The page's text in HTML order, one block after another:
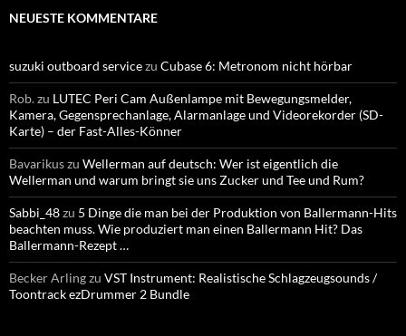
NEUESTE KOMMENTARE
suzuki outboard servicezu Cubase 6: Metronom nicht hörbar
Rob.zu LUTEC Peri Cam Außenlampe mit Bewegungsmelder,
Kamera, Gegensprechanlage, Alarmanlage und Videorekorder (SD-
Karte) – der Fast-Alles-Könner
Bavarikuszu Wellerman auf deutsch: Wer ist eigentlich die
Wellerman und warum bringt sie uns Zucker und Tee und Rum?
Sabbi_48zu 5 Dinge die man bei der Produktion von Ballermann-Hits
beachten muss. Wie produziert man einen Ballermann Hit? Das
Ballermann-Rezept …
Becker Arlingzu VST Instrument: Realistische Schlagzeugsounds /
Toontrack ezDrummer 2 Bundle